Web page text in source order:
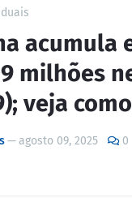
acumula
milhões
veja
—agosto 09, 2025 0